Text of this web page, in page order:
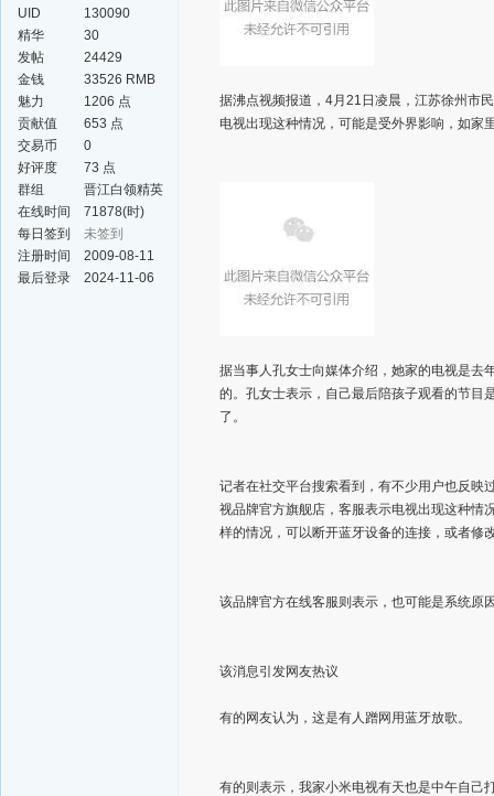
UID
130090
精华
30
发帖
24429
金钱
33526 RMB
魅力
1206 点
贡献值
653 点
交易币
0
好评度
73 点
群组
晋江白领精英
群
在线时间
71878(时)
每日签到
未签到
注册时间
2009-08-11
最后登录
2024-11-06
据沸点视频报道，4月21日凌晨，江苏徐州市
电视出现这种情况，可能是受外界影响，如家
据当事人孔女士向媒体介绍，她家的电视是去
的。孔女士表示，自己最后陪孩子观看的节目
了。
记者在社交平台搜索看到，有不少用户也反映
视品牌官方旗舰店，客服表示电视出现这种情
样的情况，可以断开蓝牙设备的连接，或者修
该品牌官方在线客服则表示，也可能是系统原
该消息引发网友热议
有的网友认为，这是有人蹭网用蓝牙放歌。
有的则表示，我家小米电视有天也是中午自己